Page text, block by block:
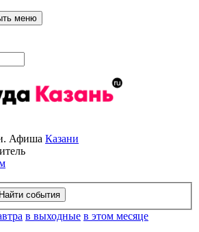
меню
Афиша Казани
в выходные в этом месяце